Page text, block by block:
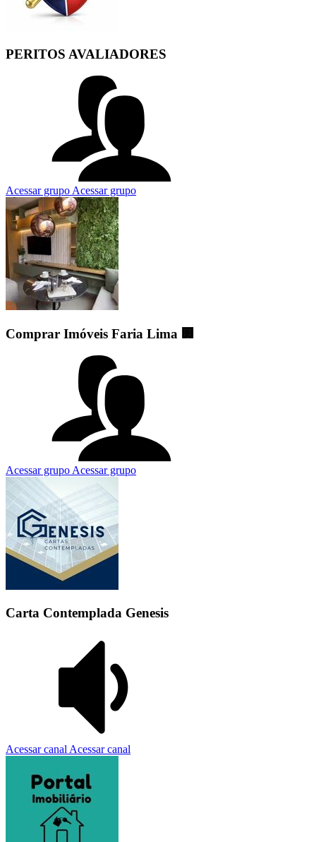
PERITOS AVALIADORES
Acessar grupo Acessar grupo
Comprar Imóveis Faria Lima 🏢
Acessar grupo Acessar grupo
Carta Contemplada Genesis
Acessar canal Acessar canal